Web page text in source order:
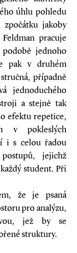
úhlu pohledu
jakoby
pracuje
jednoho
pak v druhém
případně
jednoduchého
a stejně tak
efektu repetice,
v pokleslých
i s celou řadou
jejichž
student. Při
že je psaná
pro analýzu,
jež by se
struktury.